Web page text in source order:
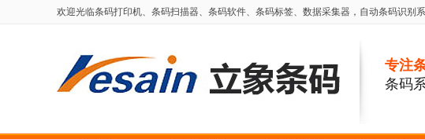
欢迎光临条码打印机、条码扫描器、条码软件、条码标签、数据采集器，自动条码识别
专注
条码